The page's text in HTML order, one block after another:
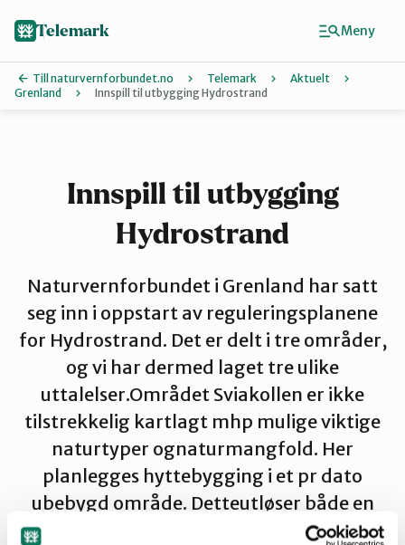
Kragerø og Drangedal
Midt-Telemark
Øst-Telemark
Vest-Telemark
Telemark
Till naturvernforbundet.no Telemark
Aktuelt
Grenland
Innspill til utbygging Hydrostrand
Innspill til utbygging
Hydrostrand
Naturvernforbundet i Grenland har satt
seg inn i oppstart av reguleringsplanene
for Hydrostrand. Det er delt i tre områder,
og vi har dermed laget tre ulike
uttalelser.Området Sviakollen er ikke
tilstrekkelig kartlagt mhp mulige viktige
naturtyper ognaturmangfold. Her
planlegges hyttebygging i et pr dato
ubebygd område. Detteutløser både en
kartlegging av naturtyper/